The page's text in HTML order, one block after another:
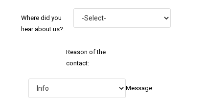
Where did you
hear about us?:
Reason of the
contact:
Message: